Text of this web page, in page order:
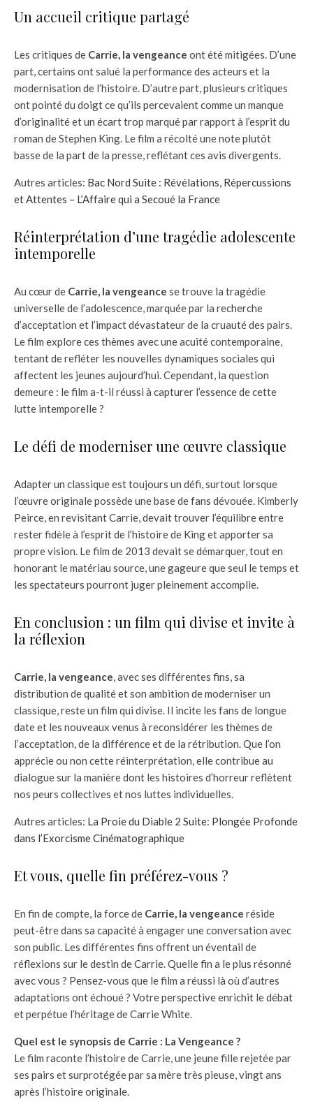
Un accueil critique partagé
Les critiques de Carrie, la vengeance ont été mitigées. D’une
part, certains ont salué la performance des acteurs et la
modernisation de l’histoire. D’autre part, plusieurs critiques
ont pointé du doigt ce qu’ils percevaient comme un manque
d’originalité et un écart trop marqué par rapport à l’esprit du
roman de Stephen King. Le film a récolté une note plutôt
basse de la part de la presse, reflétant ces avis divergents.
Autres articles: Bac Nord Suite : Révélations, Répercussions
et Attentes – L’Affaire qui a Secoué la France
Réinterprétation d’une tragédie adolescente
intemporelle
Au cœur de Carrie, la vengeance se trouve la tragédie
universelle de l’adolescence, marquée par la recherche
d’acceptation et l’impact dévastateur de la cruauté des pairs.
Le film explore ces thèmes avec une acuité contemporaine,
tentant de refléter les nouvelles dynamiques sociales qui
affectent les jeunes aujourd’hui. Cependant, la question
demeure : le film a-t-il réussi à capturer l’essence de cette
lutte intemporelle ?
Le défi de moderniser une œuvre classique
Adapter un classique est toujours un défi, surtout lorsque
l’œuvre originale possède une base de fans dévouée. Kimberly
Peirce, en revisitant Carrie, devait trouver l’équilibre entre
rester fidèle à l’esprit de l’histoire de King et apporter sa
propre vision. Le film de 2013 devait se démarquer, tout en
honorant le matériau source, une gageure que seul le temps et
les spectateurs pourront juger pleinement accomplie.
En conclusion : un film qui divise et invite à
la réflexion
Carrie, la vengeance, avec ses différentes fins, sa
distribution de qualité et son ambition de moderniser un
classique, reste un film qui divise. Il incite les fans de longue
date et les nouveaux venus à reconsidérer les thèmes de
l’acceptation, de la différence et de la rétribution. Que l’on
apprécie ou non cette réinterprétation, elle contribue au
dialogue sur la manière dont les histoires d’horreur reflètent
nos peurs collectives et nos luttes individuelles.
Autres articles: La Proie du Diable 2 Suite: Plongée Profonde
dans l’Exorcisme Cinématographique
Et vous, quelle fin préférez-vous ?
En fin de compte, la force de Carrie, la vengeance réside
peut-être dans sa capacité à engager une conversation avec
son public. Les différentes fins offrent un éventail de
réflexions sur le destin de Carrie. Quelle fin a le plus résonné
avec vous ? Pensez-vous que le film a réussi là où d’autres
adaptations ont échoué ? Votre perspective enrichit le débat
et perpétue l’héritage de Carrie White.
Quel est le synopsis de Carrie : La Vengeance ?
Le film raconte l’histoire de Carrie, une jeune fille rejetée par
ses pairs et surprotégée par sa mère très pieuse, vingt ans
après l’histoire originale.